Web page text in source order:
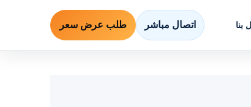
بنا اتصال مباشر طلب عرض سعر